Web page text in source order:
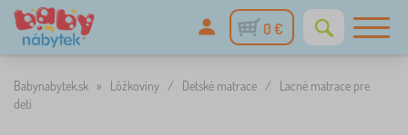
0 €
Babynabytek.sk » Lôžkoviny / Detské matrace /
Lacné matrace pre
deti